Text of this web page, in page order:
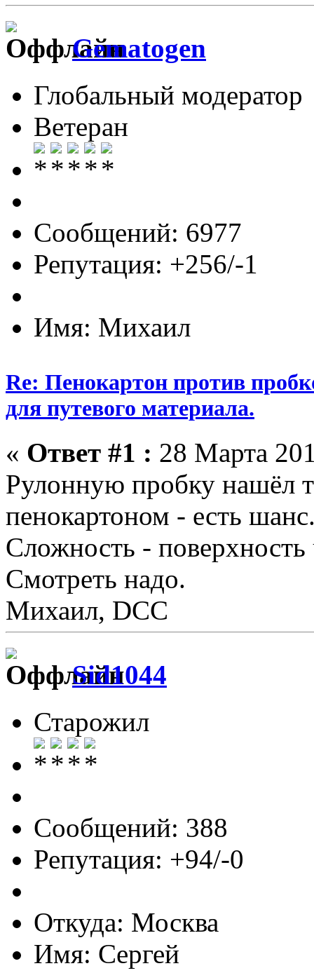
Gematogen
Глобальный модератор
Ветеран
Сообщений: 6977
Репутация: +256/-1
Имя: Михаил
Re: Пенокартон против
для путевого материала.
« Ответ #1 : 28 Марта
Рулонную пробку нашёл
пенокартоном - есть
Сложность - поверхность
Смотреть надо.
Михаил, DCC
Sid1044
Старожил
Сообщений: 388
Репутация: +94/-0
Откуда: Москва
Имя: Сергей